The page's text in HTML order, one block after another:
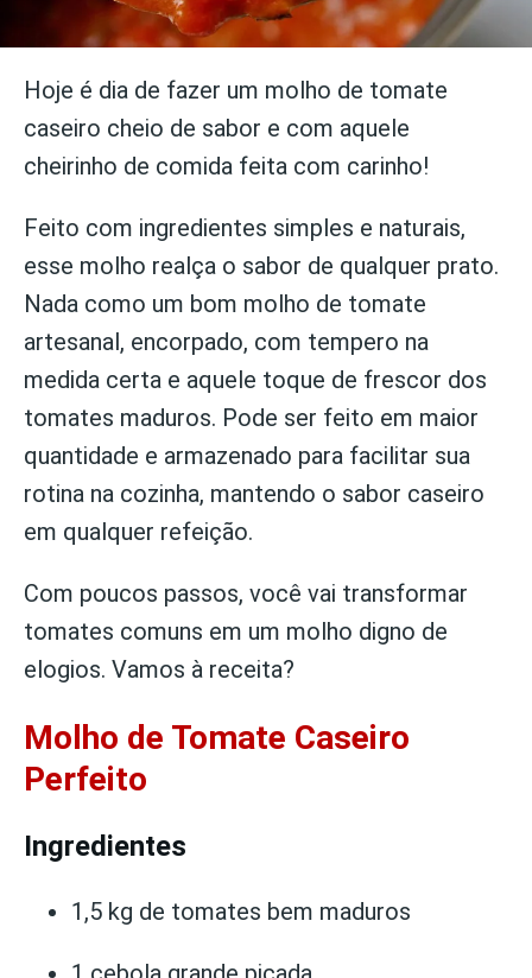
Hoje é dia de fazer um molho de tomate
caseiro cheio de sabor e com aquele
cheirinho de comida feita com carinho!
Feito com ingredientes simples e naturais,
esse molho realça o sabor de qualquer prato.
Nada como um bom molho de tomate
artesanal, encorpado, com tempero na
medida certa e aquele toque de frescor dos
tomates maduros. Pode ser feito em maior
quantidade e armazenado para facilitar sua
rotina na cozinha, mantendo o sabor caseiro
em qualquer refeição.
Com poucos passos, você vai transformar
tomates comuns em um molho digno de
elogios. Vamos à receita?
Molho de Tomate Caseiro
Perfeito
Ingredientes
1,5 kg de tomates bem maduros